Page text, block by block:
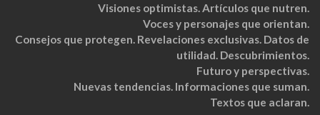
Visiones optimistas. Artículos que nutren.
Voces y personajes que orientan.
Consejos que protegen. Revelaciones exclusivas. Datos de
utilidad. Descubrimientos.
Futuro y perspectivas.
Nuevas tendencias. Informaciones que suman.
Textos que aclaran.